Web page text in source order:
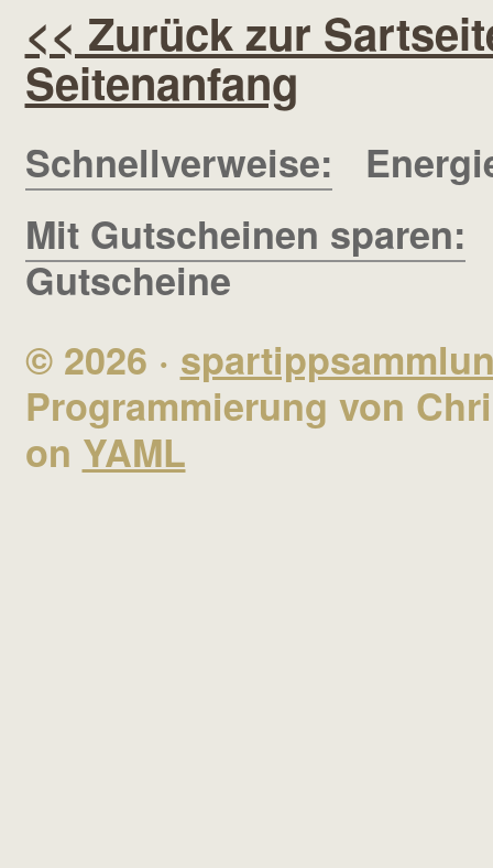
<< Zurück zur
Seitenanfang
Schnellverweise:
Mit Gutscheinen sparen:
Gutscheine
© 2026 ·
Programmierung von
on YAML